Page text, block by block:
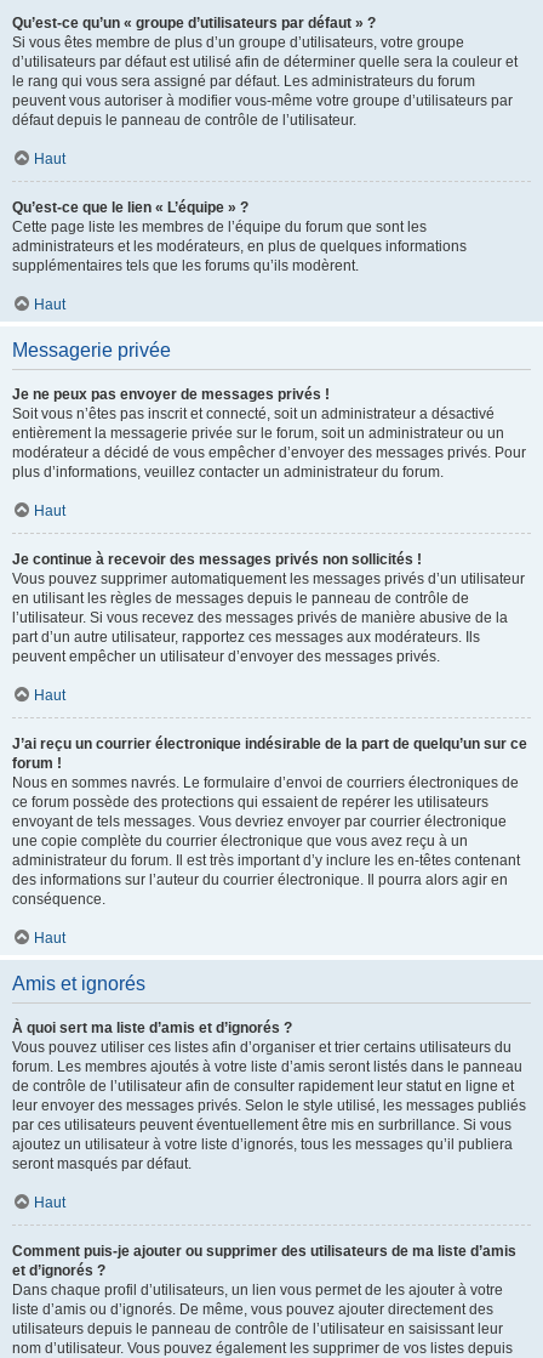
Qu’est-ce qu’un « groupe d’utilisateurs par défaut » ?
Si vous êtes membre de plus d’un groupe d’utilisateurs, votre groupe
d’utilisateurs par défaut est utilisé afin de déterminer quelle sera la couleur et
le rang qui vous sera assigné par défaut. Les administrateurs du forum
peuvent vous autoriser à modifier vous-même votre groupe d’utilisateurs par
défaut depuis le panneau de contrôle de l’utilisateur.
Haut
Qu’est-ce que le lien « L’équipe » ?
Cette page liste les membres de l’équipe du forum que sont les
administrateurs et les modérateurs, en plus de quelques informations
supplémentaires tels que les forums qu’ils modèrent.
Haut
Messagerie privée
Je ne peux pas envoyer de messages privés !
Soit vous n’êtes pas inscrit et connecté, soit un administrateur a désactivé
entièrement la messagerie privée sur le forum, soit un administrateur ou un
modérateur a décidé de vous empêcher d’envoyer des messages privés. Pour
plus d’informations, veuillez contacter un administrateur du forum.
Haut
Je continue à recevoir des messages privés non sollicités !
Vous pouvez supprimer automatiquement les messages privés d’un utilisateur
en utilisant les règles de messages depuis le panneau de contrôle de
l’utilisateur. Si vous recevez des messages privés de manière abusive de la
part d’un autre utilisateur, rapportez ces messages aux modérateurs. Ils
peuvent empêcher un utilisateur d’envoyer des messages privés.
Haut
J’ai reçu un courrier électronique indésirable de la part de quelqu’un sur ce
forum !
Nous en sommes navrés. Le formulaire d’envoi de courriers électroniques de
ce forum possède des protections qui essaient de repérer les utilisateurs
envoyant de tels messages. Vous devriez envoyer par courrier électronique
une copie complète du courrier électronique que vous avez reçu à un
administrateur du forum. Il est très important d’y inclure les en-têtes contenant
des informations sur l’auteur du courrier électronique. Il pourra alors agir en
conséquence.
Haut
Amis et ignorés
À quoi sert ma liste d’amis et d’ignorés ?
Vous pouvez utiliser ces listes afin d’organiser et trier certains utilisateurs du
forum. Les membres ajoutés à votre liste d’amis seront listés dans le panneau
de contrôle de l’utilisateur afin de consulter rapidement leur statut en ligne et
leur envoyer des messages privés. Selon le style utilisé, les messages publiés
par ces utilisateurs peuvent éventuellement être mis en surbrillance. Si vous
ajoutez un utilisateur à votre liste d’ignorés, tous les messages qu’il publiera
seront masqués par défaut.
Haut
Comment puis-je ajouter ou supprimer des utilisateurs de ma liste d’amis
et d’ignorés ?
Dans chaque profil d’utilisateurs, un lien vous permet de les ajouter à votre
liste d’amis ou d’ignorés. De même, vous pouvez ajouter directement des
utilisateurs depuis le panneau de contrôle de l’utilisateur en saisissant leur
nom d’utilisateur. Vous pouvez également les supprimer de vos listes depuis